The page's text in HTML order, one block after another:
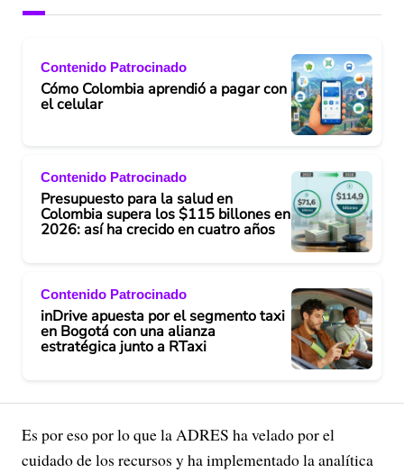
Contenido Patrocinado
Cómo Colombia aprendió a pagar con
el celular
Contenido Patrocinado
Presupuesto para la salud en
Colombia supera los $115 billones en
2026: así ha crecido en cuatro años
Contenido Patrocinado
inDrive apuesta por el segmento taxi
en Bogotá con una alianza
estratégica junto a RTaxi
Es por eso por lo que la ADRES ha velado por el
cuidado de los recursos y ha implementado la analítica